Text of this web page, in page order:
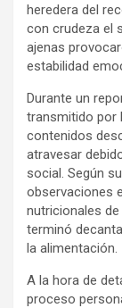
heredera del
con crudeza el
ajenas
estabilidad
Durante un
transmitido por
contenidos
atravesar
social. Según
observaciones
nutricionales
terminó
la alimentación.
A la hora de
proceso